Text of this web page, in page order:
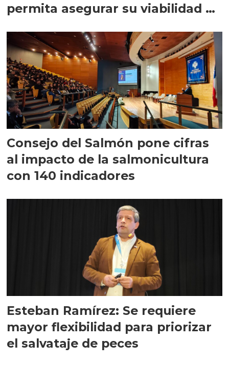
permita asegurar su viabilidad de
Consejo del Salmón pone cifras
al impacto de la salmonicultura
con 140 indicadores
Esteban Ramírez: Se requiere
mayor flexibilidad para priorizar
el salvataje de peces